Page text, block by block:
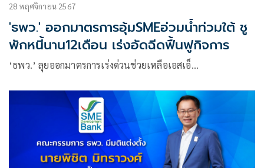
28 พฤศจิกายน 2567
'ธพว.' ออกมาตรการอุ้มSMEอ่วมน้ำท่วมใต้ ชู
พักหนี้นาน12เดือน เร่งอัดฉีดฟื้นฟูกิจการ
‘ธพว.’ ลุยออกมาตรการเร่งด่วนช่วยเหลือเอสเอ็…